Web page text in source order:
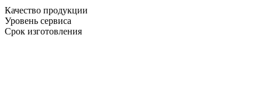
Качество продукции
Уровень сервиса
Срок изготовления